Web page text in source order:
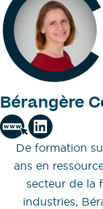
Bérangère
De formation
ans en
secteur de la
industries,